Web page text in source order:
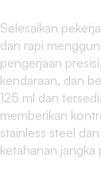
Selesaikan
dan rapi
pengerjaan
kendaraan, dan
125 ml dan
memberikan
stainless steel
ketahanan